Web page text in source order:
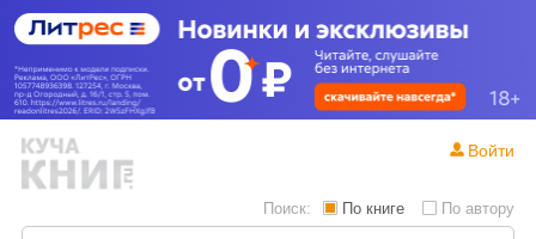
Поиск: По книге По автору
Войти